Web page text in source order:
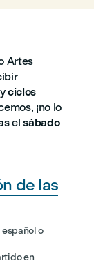
Artes
yciclos
¡no lo
el sábado
de las
o
en